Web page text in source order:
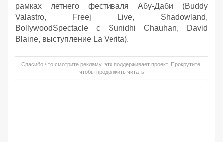
рамках летнего фестиваля Абу-Даби (Buddy
Valastro, Freej Live, Shadowland,
BollywoodSpectacle с Sunidhi Chauhan, David
Blaine, выступление La Verita).
Спасибо что смотрите рекламу, это поддерживает проект. Прокрутите,
чтобы продолжить читать